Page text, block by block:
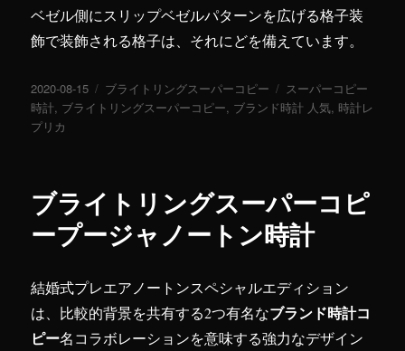
ベゼル側にスリップベゼルパターンを広げる格子装
飾で装飾される格子は、それにどを備えています。
投
稿
日:
2020-08-15
カ
テ
ブライトリングスーパーコピー
タ
グ
スーパーコピー
時計, ブライトリングスーパーコピー, ブランド時計 人気, 時計レ
プリカ
ブライトリングスーパーコピ
ープージャノートン時計
結婚式プレエアノートンスペシャルエディション
は、比較的背景を共有する2つ有名なブランド時計コ
ピー名コラボレーションを意味する強力なデザイン